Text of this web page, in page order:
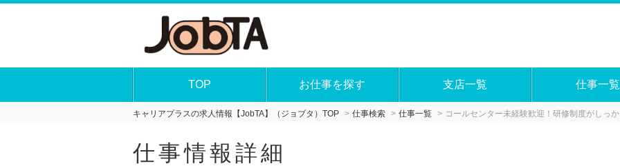
TOP お仕事を探す 支店一覧 仕事一覧
キャリアプラスの求人情報【JobTA】（ジョブタ）TOP 仕事検索 仕事一覧 コールセンター未経験歓迎！研修制度がしっ
仕事情報詳細